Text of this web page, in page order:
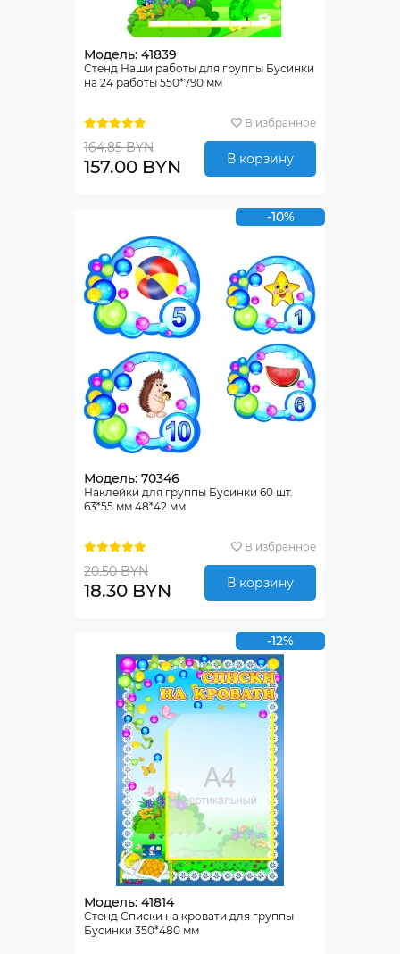
Модель: 41839
Стенд Наши работы для группы Бусинки
на 24 работы 550*790 мм
В избранное
164.85 BYN
157.00 BYN В корзину
-10%
Модель: 70346
Наклейки для группы Бусинки 60 шт.
63*55 мм 48*42 мм
В избранное
20.50 BYN
18.30 BYN В корзину
-12%
Модель: 41814
Стенд Списки на кровати для группы
Бусинки 350*480 мм